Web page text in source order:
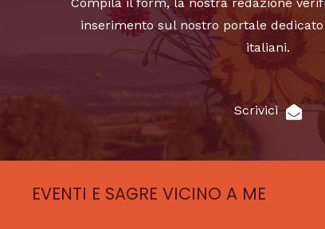
inserimento sul nostro portale
italiani.
Scrivici
EVENTI E SAGRE VICINO A ME